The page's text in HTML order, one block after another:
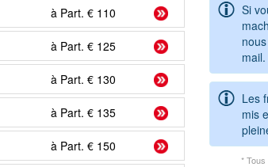
à Part. € 110
à Part. € 125
à Part. € 130
à Part. € 135
à Part. € 150
Si
mail.
Les
mis
* Tous